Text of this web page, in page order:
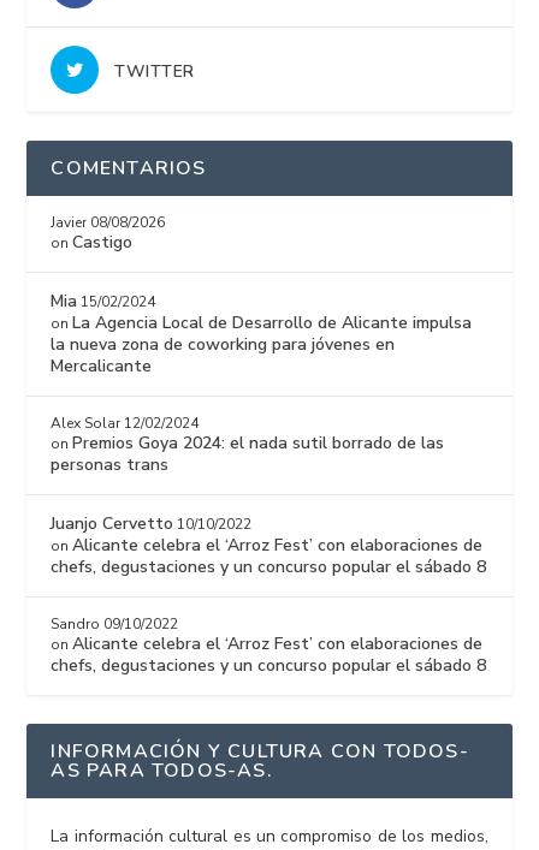
TWITTER
COMENTARIOS
Javier 08/08/2026
onCastigo
Mia 15/02/2024
on La Agencia Local de Desarrollo de Alicante impulsa
la nueva zona de coworking para jóvenes en
Mercalicante
Alex Solar 12/02/2024
on Premios Goya 2024: el nada sutil borrado de las
personas trans
Juanjo Cervetto 10/10/2022
onAlicante celebra el ‘Arroz Fest’ con elaboraciones de
chefs, degustaciones y un concurso popular el sábado 8
Sandro 09/10/2022
onAlicante celebra el ‘Arroz Fest’ con elaboraciones de
chefs, degustaciones y un concurso popular el sábado 8
INFORMACIÓN Y CULTURA CON TODOS-
AS PARA TODOS-AS.
La información cultural es un compromiso de los medios,